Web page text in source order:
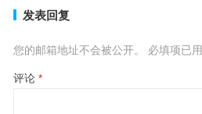
发表回复
您的邮箱地址不会被公开。 必填项已用
评论 *